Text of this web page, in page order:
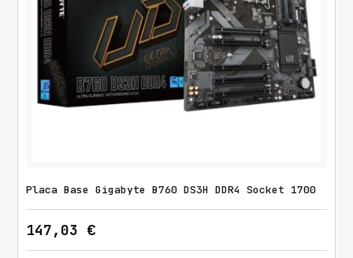
Placa Base Gigabyte B760 DS3H DDR4 Socket 1700
147,03 €